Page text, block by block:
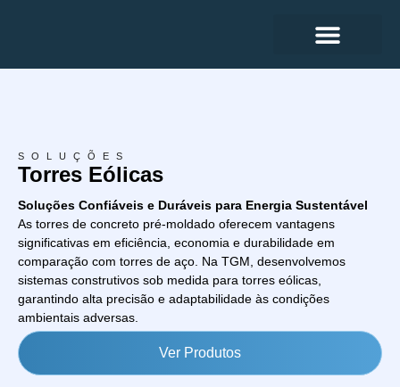
SOLUÇÕES
Torres Eólicas
Soluções Confiáveis e Duráveis para Energia Sustentável
As torres de concreto pré-moldado oferecem vantagens
significativas em eficiência, economia e durabilidade em
comparação com torres de aço. Na TGM, desenvolvemos
sistemas construtivos sob medida para torres eólicas,
garantindo alta precisão e adaptabilidade às condições
ambientais adversas.
Ver Produtos